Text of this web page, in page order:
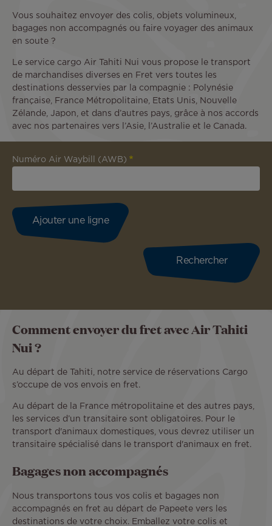
Vous souhaitez envoyer des colis, objets volumineux,
bagages non accompagnés ou faire voyager des animaux
en soute ?
Le service cargo Air Tahiti Nui vous propose le transport
de marchandises diverses en Fret vers toutes les
destinations desservies par la compagnie : Polynésie
française, France Métropolitaine, Etats Unis, Nouvelle
Zélande, Japon, et dans d’autres pays, grâce à nos accords
avec nos partenaires vers l’Asie, l’Australie et le Canada.
Numéro Air Waybill (AWB)
Comment envoyer du fret avec Air Tahiti
Nui ?
Au départ de Tahiti, notre service de réservations Cargo
s’occupe de vos envois en fret.
Au départ de la France métropolitaine et des autres pays,
les services d’un transitaire sont obligatoires. Pour le
transport d'animaux domestiques, vous devrez utiliser un
transitaire spécialisé dans le transport d'animaux en fret.
Bagages non accompagnés
Nous transportons tous vos colis et bagages non
accompagnés en fret au départ de Papeete vers les
destinations de votre choix. Emballez votre colis et